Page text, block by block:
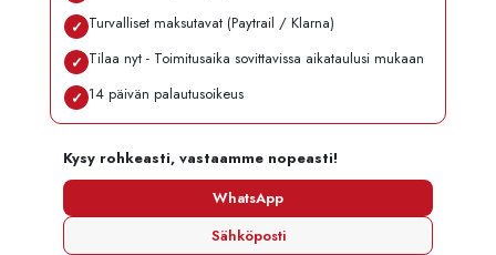
✓ Turvalliset maksutavat (Paytrail / Klarna)
✓ Tilaa nyt - Toimitusaika sovittavissa aikataulusi mukaan
✓ 14 päivän palautusoikeus
Kysy rohkeasti, vastaamme nopeasti!
WhatsApp
Sähköposti